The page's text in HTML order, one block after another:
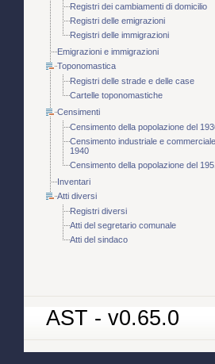
Registri dei cambiamenti di domicilio
Registri delle emigrazioni
Registri delle immigrazioni
Emigrazioni e immigrazioni
Toponomastica
Registri delle strade e delle case
Cartelle toponomastiche
Censimenti
Censimento della popolazione del
Censimento industriale e
1940
Censimento della popolazione del
Inventari
Atti diversi
Registri diversi
Atti del segretario comunale
Atti del sindaco
AST - v0.65.0